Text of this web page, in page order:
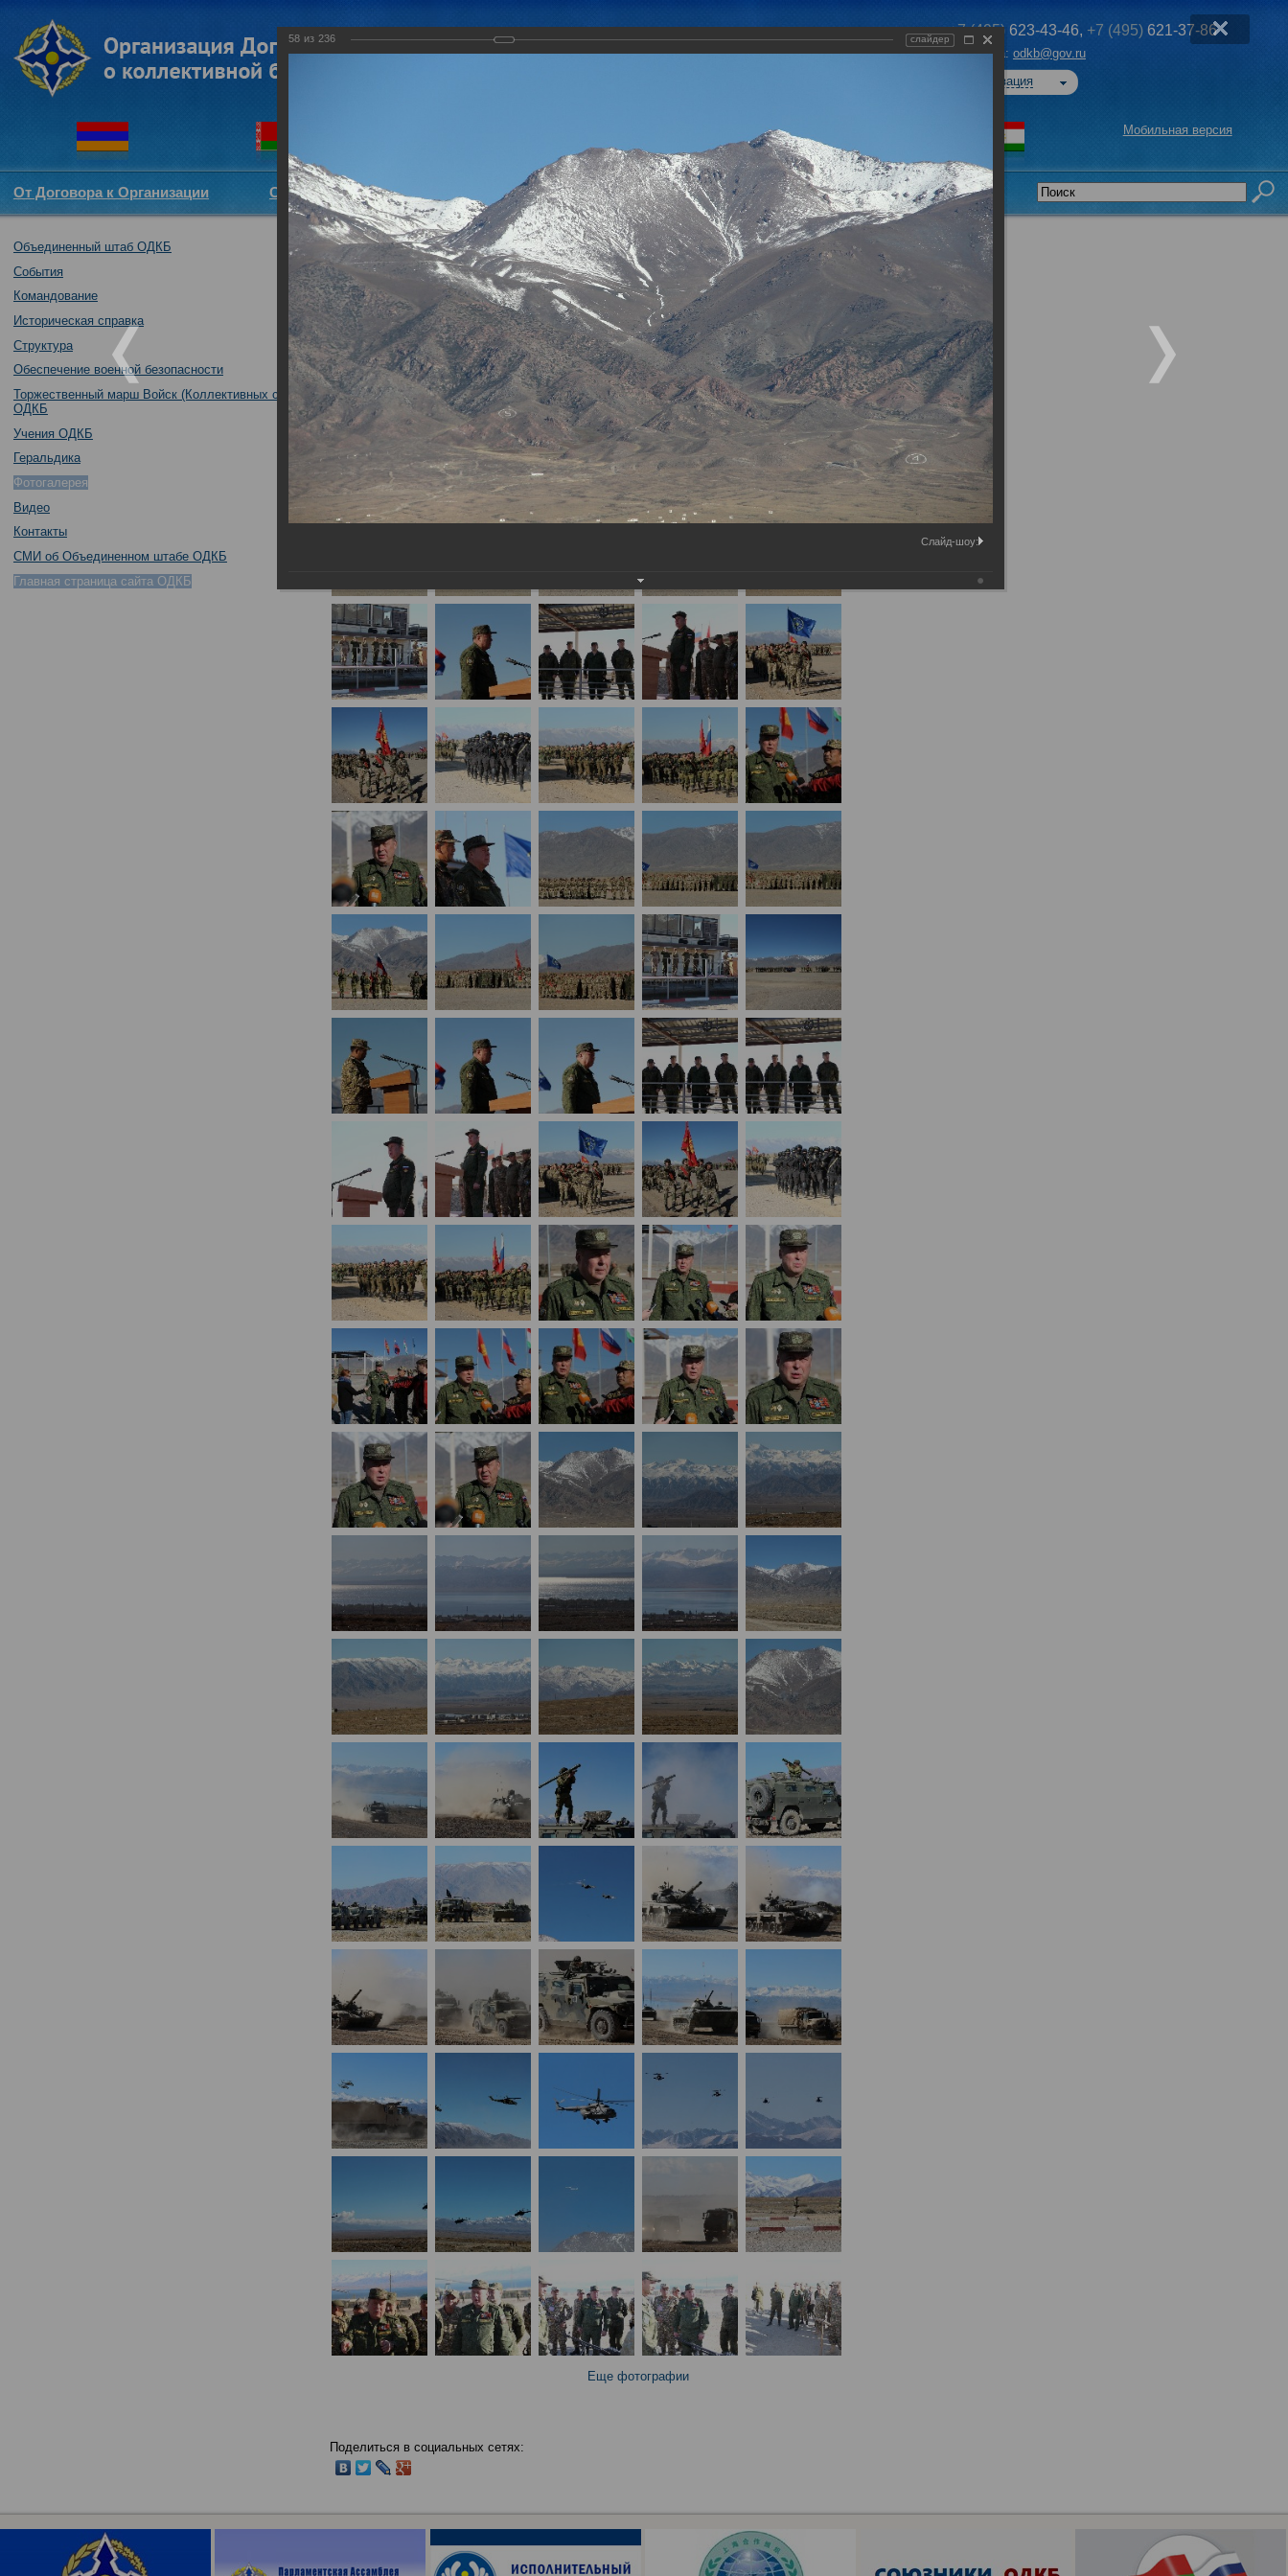
+7 (495) 623-43-46, +7 (495) 621-37-86
Эл. почта: odkb@gov.ru
Авторизация
Мобильная версия
От Договора к Организации Структура ОДКБ Документы Аналитика Приоритеты председательства
Объединенный штаб ОДКБ
События
Командование
Историческая справка
Структура
Обеспечение военной безопасности
Торжественный марш Войск (Коллективных сил)
ОДКБ
Учения ОДКБ
Геральдика
Фотогалерея
Видео
Контакты
СМИ об Объединенном штабе ОДКБ
Главная страница сайта ОДКБ
Совместное тактическое учение с воинскими контингентами КСБР ЦАР «Рубеж-2016»
04.10.2016
Еще фотографии
Поделиться в социальных сетях:
58 из 236 слайдер
Слайд-шоу: